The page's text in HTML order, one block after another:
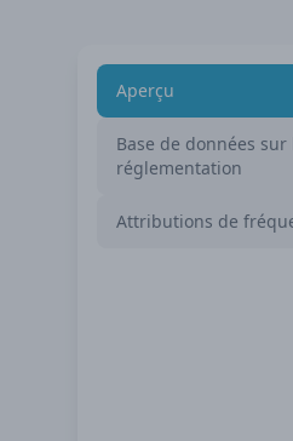
Aperçu
Base de données sur
réglementation
Attributions de